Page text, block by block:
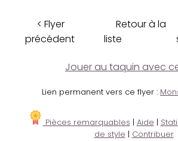
< Flyer
précédent
Retour à la
liste
Jouer au taquin avec
Lien permanent vers ce flyer :
Pièces remarquables | Aide |
de style | Contribuer